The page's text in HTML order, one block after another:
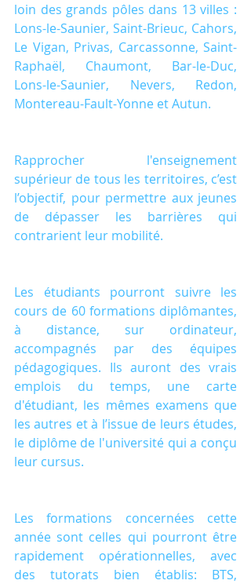
loin des grands pôles dans 13 villes :
Lons-le-Saunier, Saint-Brieuc, Cahors,
Le Vigan, Privas, Carcassonne, Saint-
Raphaël, Chaumont, Bar-le-Duc,
Lons-le-Saunier, Nevers, Redon,
Montereau-Fault-Yonne et Autun.
Rapprocher l'enseignement
supérieur de tous les territoires, c’est
l’objectif, pour permettre aux jeunes
de dépasser les barrières qui
contrarient leur mobilité.
Les étudiants pourront suivre les
cours de 60 formations diplômantes,
à distance, sur ordinateur,
accompagnés par des équipes
pédagogiques. Ils auront des vrais
emplois du temps, une carte
d'étudiant, les mêmes examens que
les autres et à l’issue de leurs études,
le diplôme de l'université qui a conçu
leur cursus.
Les formations concernées cette
année sont celles qui pourront être
rapidement opérationnelles, avec
des tutorats bien établis: BTS,